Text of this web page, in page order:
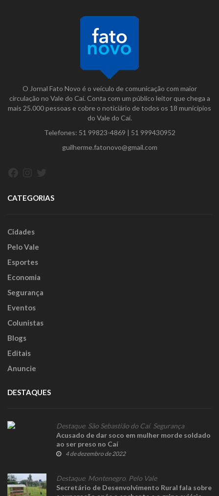
O Jornal Fato Novo é o veículo de comunicação com maior
circulação no Vale do Caí. Conta com um público leitor que chega a
mais 25.000 pessoas e cobre o noticiário de todos os 18 municípios
do Vale do Caí.
Telefones: 51 99823-4869 | 51 999430952
guilherme.fatonovo@gmail.com
CATEGORIAS
Cidades
Pelo Vale
Esportes
Economia
Segurança
Eventos
Colunistas
Blogs
Editais
Anuncie
DESTAQUES
Destaque, São Sebastião do Caí, Segurança
Acusado de dar soco em mulher morde soldado
ao ser preso no Caí
4 de dezembro de 2022
Destaque, Montenegro Pelo Vale
Secretário de Desenvolvimento Rural fala sobre